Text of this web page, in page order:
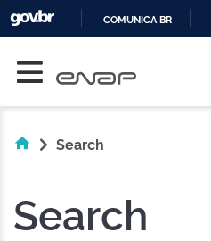
COMUNICA BR
Search
Search